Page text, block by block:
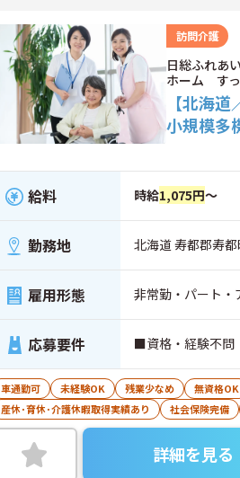
訪問介護
日総ふれあ
ホーム す
【北海
小規模多
給料 時給1,075円～
勤務地 北海道 寿都郡寿
雇用形態 非常勤・パート・
応募要件 ■資格・経験不問
車通勤可 未経験OK 残業少なめ 無資格OK
産休･育休･介護休暇取得実績あり
社会保険完備
詳細を見る